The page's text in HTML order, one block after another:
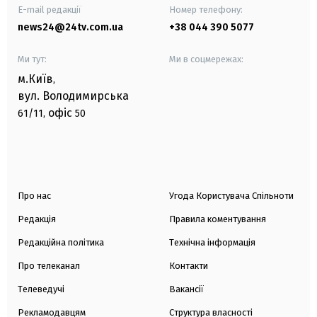
E-mail редакції
news24@24tv.com.ua
Номер телефону:
+38 044 390 5077
Ми тут:
м.Київ,
вул. Володимирська
61/11, офіс 50
Ми в соцмережах:
Про нас
Редакція
Редакційна політика
Про телеканал
Телеведучі
Рекламодавцям
Угода Користувача Спільноти
Правила коментування
Технічна інформація
Контакти
Вакансії
Структура власності